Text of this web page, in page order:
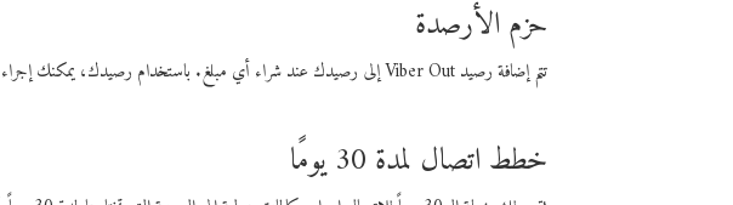
حزم الأرصدة
تتم إضافة رصيد Viber Out إلى رصيدك عند شراء أي مبلغ. باستخدام رصيدك، يمكنك إجراء مكالمات إلى أي رقم في العالم بأسعار فايبر المنخفضة.
خطط اتصال لمدة 30 يومًا